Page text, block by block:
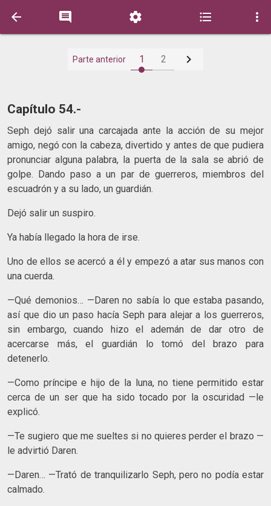
    
Parte anterior 1 2 
Capítulo 54.-
Seph dejó salir una carcajada ante la acción de su mejor
amigo, negó con la cabeza, divertido y antes de que pudiera
pronunciar alguna palabra, la puerta de la sala se abrió de
golpe. Dando paso a un par de guerreros, miembros del
escuadrón y a su lado, un guardián.
Dejó salir un suspiro.
Ya había llegado la hora de irse.
Uno de ellos se acercó a él y empezó a atar sus manos con
una cuerda.
—Qué demonios… —Daren no sabía lo que estaba pasando,
así que dio un paso hacía Seph para alejar a los guerreros,
sin embargo, cuando hizo el ademán de dar otro de
acercarse más, el guardián lo tomó del brazo para
detenerlo.
—Como príncipe e hijo de la luna, no tiene permitido estar
cerca de un ser que ha sido tocado por la oscuridad —le
explicó.
—Te sugiero que me sueltes si no quieres perder el brazo —
le advirtió Daren.
—Daren… —Trató de tranquilizarlo Seph, pero no podía estar
calmado.